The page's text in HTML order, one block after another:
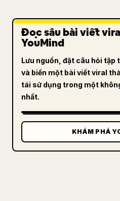
Đọc sâu bài viết
YouMind
Lưu nguồn, đặt câu hỏi tập
và biến một bài viết viral
tái sử dụng trong một
nhất.
KHÁM PHÁ